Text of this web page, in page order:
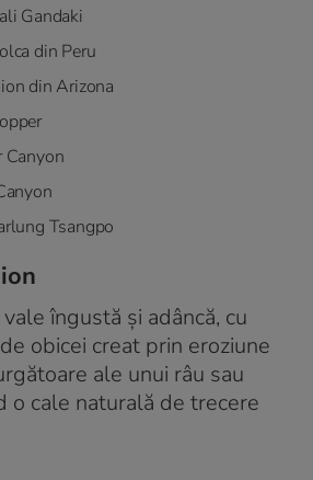
Gandaki
din Peru
din Arizona
Canyon
Tsangpo
îngustă și adâncă, cu
obicei creat prin eroziune
ale unui râu sau
o cale naturală de trecere